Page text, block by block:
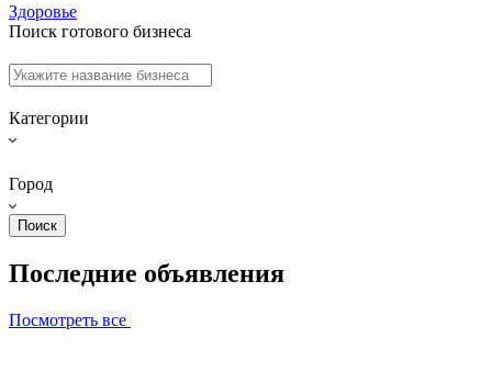
Здоровье
Поиск готового бизнеса
Категории
Город
Поиск
Последние объявления
Посмотреть все